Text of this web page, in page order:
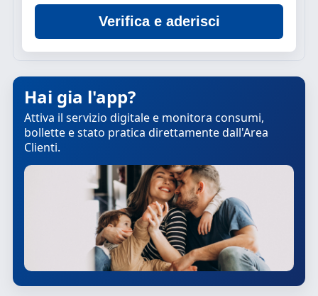
Verifica e aderisci
Hai gia l'app?
Attiva il servizio digitale e monitora consumi,
bollette e stato pratica direttamente dall'Area
Clienti.